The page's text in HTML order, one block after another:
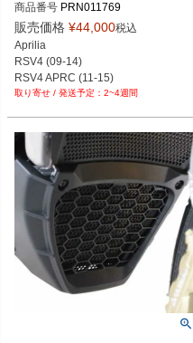
商品番号 PRN011769
PRN011769-01
PRN011769-02
PRN011769-03
PRN011769-04
PRN011769-05
販売価格 ¥44,000税込
Aprilia
RSV4 (09-14)
RSV4 APRC (11-15)
RSV4 Factory (09-14/19-20)
2~4週間